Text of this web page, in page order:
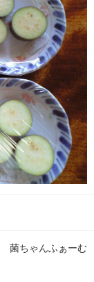
菌ちゃんふぁーむ